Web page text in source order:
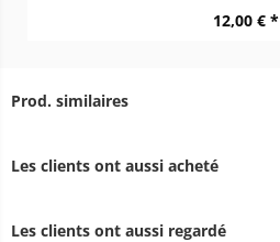
12,00 € *
Prod. similaires
Les clients ont aussi acheté
Les clients ont aussi regardé